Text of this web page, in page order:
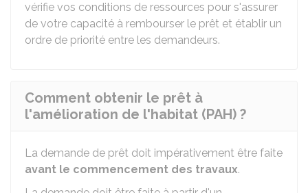
vérifie vos conditions de ressources pour s'assurer
de votre capacité à rembourser le prêt et établir un
ordre de priorité entre les demandeurs.
Comment obtenir le prêt à
l'amélioration de l'habitat (PAH) ?
La demande de prêt doit impérativement être faite
avant le commencement des travaux.